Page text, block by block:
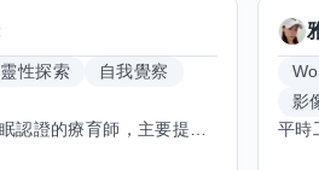
靈性探索
自我覺察
結合靈魂療癒x NGH催眠認證的療育師，主要提供潛意識探索和靈魂導向的催眠療育。你會全程100%清醒跟我對話。
影